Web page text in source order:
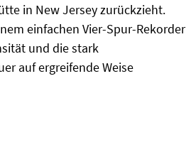
in New Jersey zurückzieht.
einfachen Vier-Spur-Rekorder
und die stark
auf ergreifende Weise